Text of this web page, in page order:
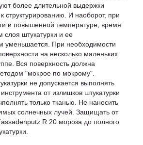
более длительной выдержки
структурированию. И наоборот, при
и повышенной температуре, время
штукатурки и ее
уменьшается. При необходимости
на несколько маленьких
Вся поверхность должна
"мокрое по мокрому".
не допускается выполнять
от излишков штукатурки
только тканью. Не наносить
солнечных лучей. Защищать от
R 20 мороза до полного